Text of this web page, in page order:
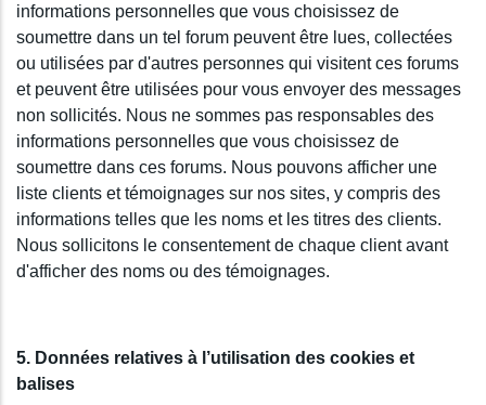
informations personnelles que vous choisissez de
soumettre dans un tel forum peuvent être lues, collectées
ou utilisées par d'autres personnes qui visitent ces forums
et peuvent être utilisées pour vous envoyer des messages
non sollicités. Nous ne sommes pas responsables des
informations personnelles que vous choisissez de
soumettre dans ces forums. Nous pouvons afficher une
liste clients et témoignages sur nos sites, y compris des
informations telles que les noms et les titres des clients.
Nous sollicitons le consentement de chaque client avant
d'afficher des noms ou des témoignages.
5. Données relatives à l’utilisation des cookies et
balises